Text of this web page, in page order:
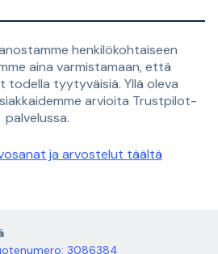
henkilökohtaiseen
aina varmistamaan, että
todella tyytyväisiä. Yllä oleva
arvioita Trustpilot-
palvelussa.
ja arvostelut täältä
3086384